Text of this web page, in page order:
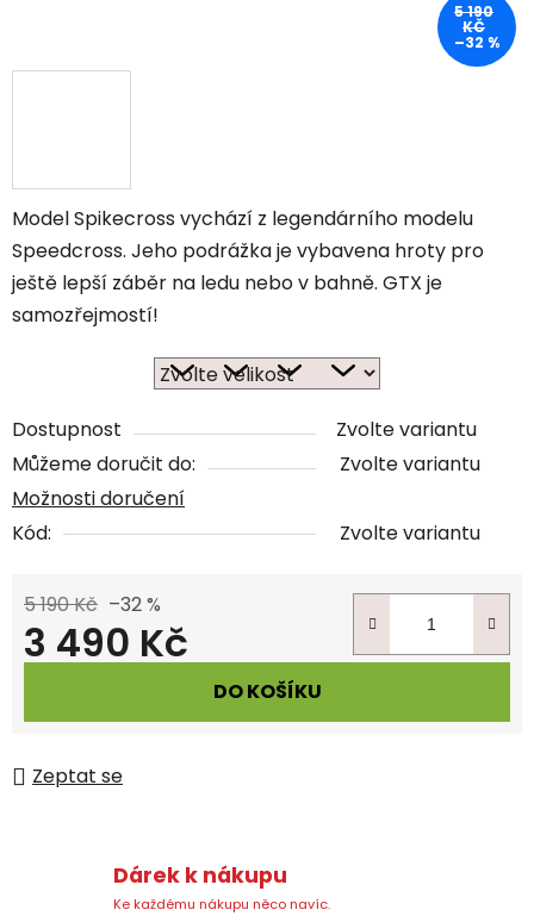
Model Spikecross vychází z legendárního modelu
Speedcross. Jeho podrážka je vybavena hroty pro
ještě lepší záběr na ledu nebo v bahně. GTX je
samozřejmostí!
Dostupnost
Zvolte variantu
Můžeme doručit do:
Zvolte variantu
Možnosti doručení
Kód:
Zvolte variantu
5 190 Kč –32 %
3 490 Kč
DO KOŠÍKU
Zeptat se
5 190
KČ
–32 %
Dárek k nákupu
Ke každému nákupu něco navíc.